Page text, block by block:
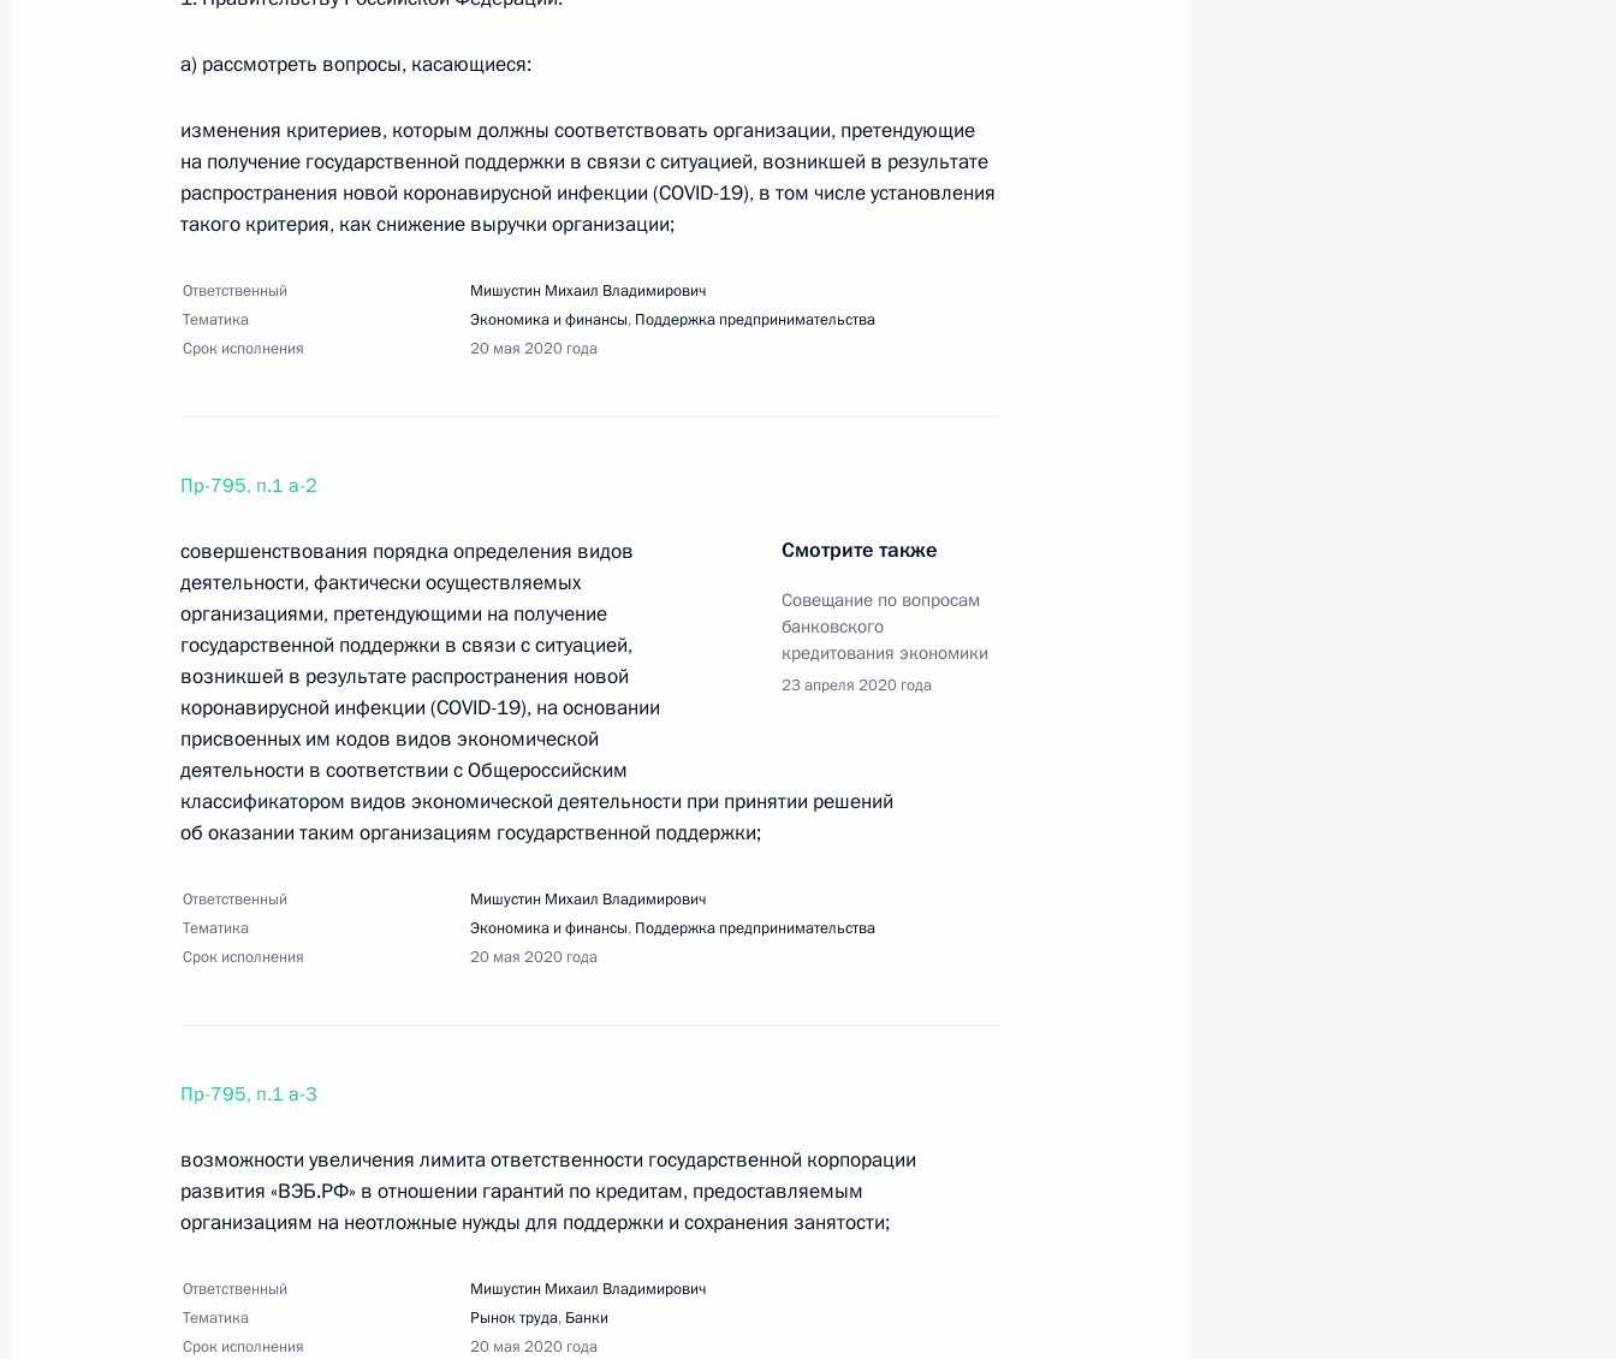
21 мая 2020 года, 20:00 16 поручений
20 мая 2020 года, среда
Перечень поручений по итогам совещания с руководством и представителями
общественности Республики Дагестан
15 мая 2020 года, пятница
15 мая 2020 года, 21:35
9 мая 2020 года, суббота
Перечень поручений по итогам встречи с представителями общественности Крыма
и Севастополя
9 мая 2020 года, 20:00 19 поручений
Перечень поручений по итогам совещания о планах реализации принятых мер
кредитования
9 мая 2020 года, 19:00 8 поручений
Перечень поручений по итогам совещания с высшими должностными лицами
субъектов Российской Федерации по вопросам противодействия распространению
новой коронавирусной инфекции
а) рассмотреть вопросы, касающиеся:
изменения критериев, которым должны соответствовать организации, претендующие
на получение государственной поддержки в связи с ситуацией, возникшей в результате
распространения новой коронавирусной инфекции (COVID-19), в том числе установления
такого критерия, как снижение выручки организации;
Ответственный
Мишустин Михаил Владимирович
Тематика
Экономика и финансы, Поддержка предпринимательства
Срок исполнения
20 мая 2020 года
Пр-795, п.1 а-2
Смотрите также
Совещание по вопросам
банковского
кредитования экономики
23 апреля 2020 года
совершенствования порядка определения видов
деятельности, фактически осуществляемых
организациями, претендующими на получение
государственной поддержки в связи с ситуацией,
возникшей в результате распространения новой
коронавирусной инфекции (COVID-19), на основании
присвоенных им кодов видов экономической
деятельности в соответствии с Общероссийским
классификатором видов экономической деятельности при принятии решений
об оказании таким организациям государственной поддержки;
Ответственный
Мишустин Михаил Владимирович
Тематика
Экономика и финансы, Поддержка предпринимательства
Срок исполнения
20 мая 2020 года
Пр-795, п.1 а-3
возможности увеличения лимита ответственности государственной корпорации
развития «ВЭБ.РФ» в отношении гарантий по кредитам, предоставляемым
организациям на неотложные нужды для поддержки и сохранения занятости;
Ответственный
Мишустин Михаил Владимирович
Тематика
Рынок труда, Банки
Срок исполнения
20 мая 2020 года